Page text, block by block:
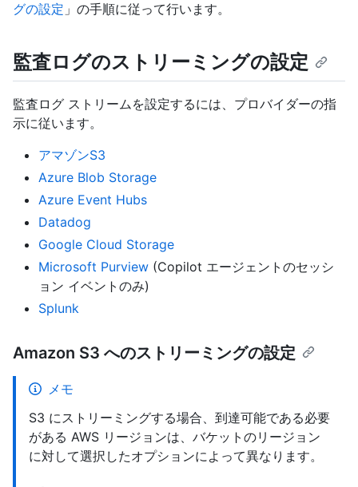
グの設定 」の手順に従って行います。
監査ログのストリーミングの設定
監査ログ ストリームを設定するには、プロバイダーの指
示に従います。
アマゾンS3
Azure Blob Storage
Azure Event Hubs
Datadog
Google Cloud Storage
Microsoft Purview (Copilot エージェントのセッシ
ョン イベントのみ)
Splunk
Amazon S3 へのストリーミングの設定
メモ
S3 にストリーミングする場合、到達可能である必要
がある AWS リージョンは、バケットのリージョン
に対して選択したオプションによって異なります。